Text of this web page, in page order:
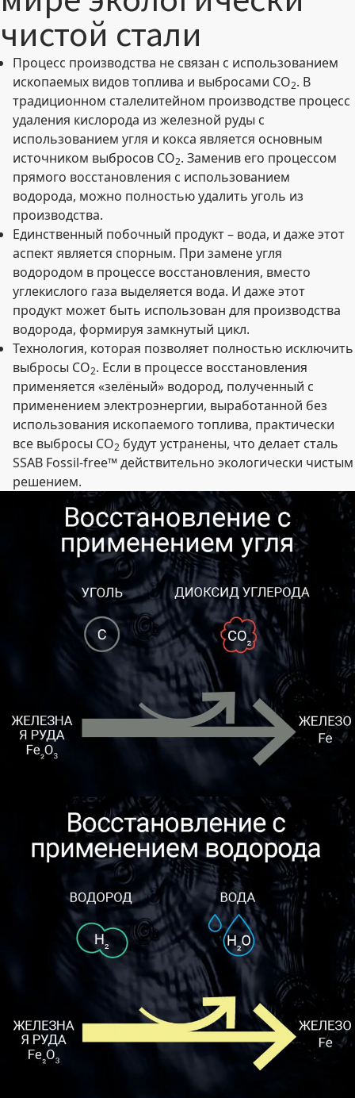
чистой стали
Процесс производства не связан с использованием
ископаемых видов топлива и выбросами CO2. В
традиционном сталелитейном производстве процесс
удаления кислорода из железной руды с
использованием угля и кокса является основным
источником выбросов CO2. Заменив его процессом
прямого восстановления с использованием
водорода, можно полностью удалить уголь из
производства.
Единственный побочный продукт – вода, и даже этот
аспект является спорным. При замене угля
водородом в процессе восстановления, вместо
углекислого газа выделяется вода. И даже этот
продукт может быть использован для производства
водорода, формируя замкнутый цикл.
Технология, которая позволяет полностью исключить
выбросы CO2. Если в процессе восстановления
применяется «зелёный» водород, полученный с
применением электроэнергии, выработанной без
использования ископаемого топлива, практически
все выбросы CO2 будут устранены, что делает сталь
SSAB Fossil-free™ действительно экологически чистым
решением.